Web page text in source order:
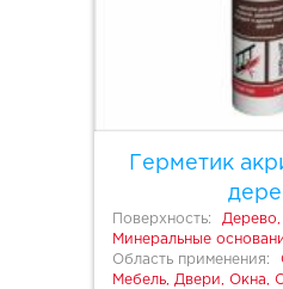
Герметик
Поверхность:
Минеральные
Область применения:
Мебель, Двери, Окна,